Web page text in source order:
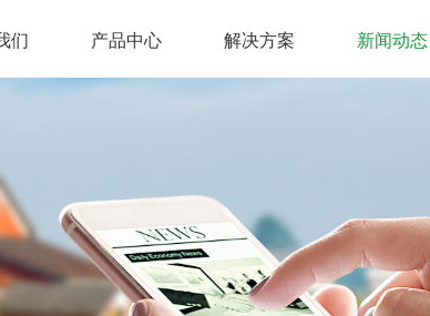
们 产品中心 解决方案 新闻动态